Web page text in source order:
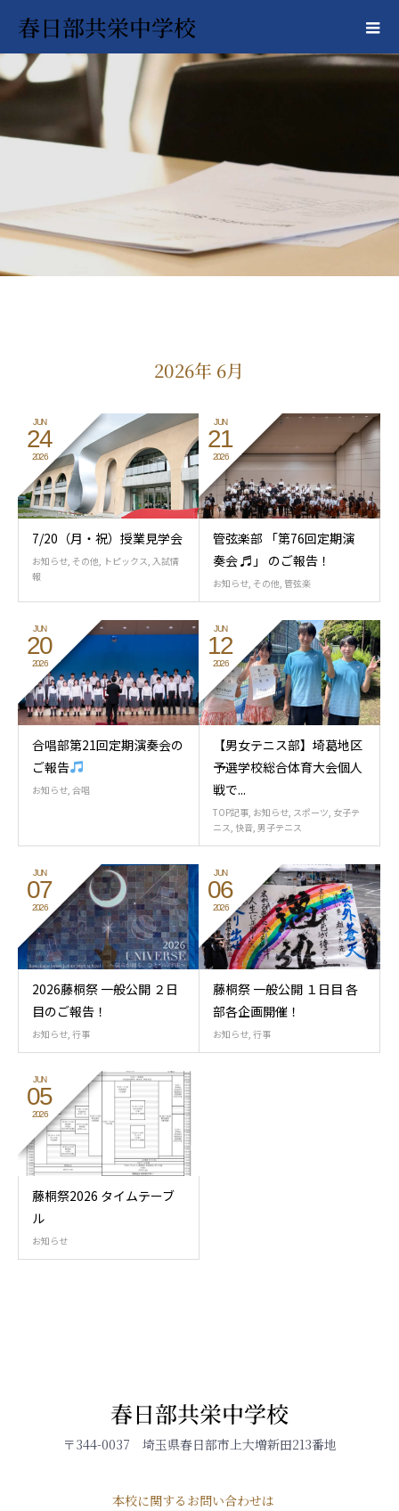
春日部共栄中学校
2026年 6月
JUN
24
2026
7/20（月・祝）授業見学会
お知らせ その他 トピックス 入試情
報
JUN
21
2026
管弦楽部 「第76回定期演
奏会 ♬」 のご報告！
お知らせ その他 管弦楽
JUN
20
2026
合唱部第21回定期演奏会の
ご報告
お知らせ 合唱
JUN
12
2026
【男女テニス部】埼葛地区
予選学校総合体育大会個人
戦で...
TOP記事 お知らせ スポーツ 女子テ
ニス 快音 男子テニス
JUN
07
2026
2026藤桐祭 一般公開 ２日
目のご報告！
お知らせ 行事
JUN
06
2026
藤桐祭 一般公開 １日目 各
部各企画開催！
お知らせ 行事
JUN
05
2026
藤桐祭2026 タイムテーブ
ル
お知らせ
春日部共栄中学校
〒344-0037 埼玉県春日部市上大増新田213番地
本校に関するお問い合わせは